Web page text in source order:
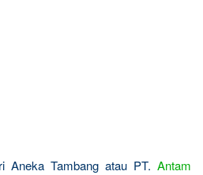
Aneka Tambang atau PT. Antam